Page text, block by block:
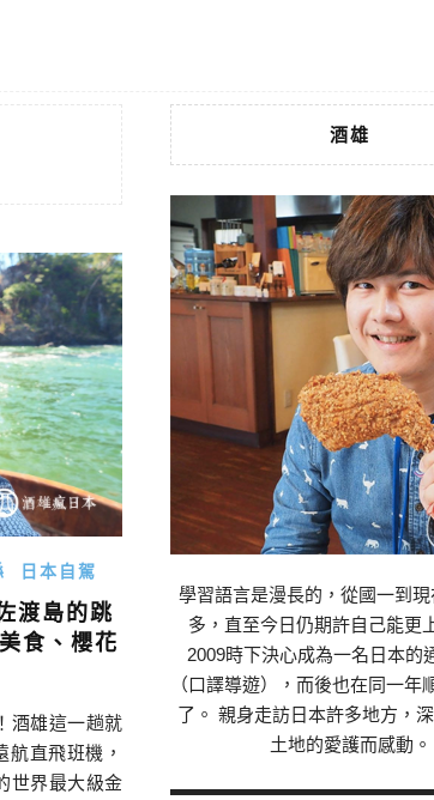
日本自駕
渡島的跳
食、櫻花
酒雄這一趟就
航直飛班機，
世界最大級金
酒雄
學習語言是漫長的，從國一到
多，直至今日仍期許自己能更
2009時下決心成為一名日本的
（口譯導遊），而後也在同一年
了。 親身走訪日本許多地方，
土地的愛護而感動。